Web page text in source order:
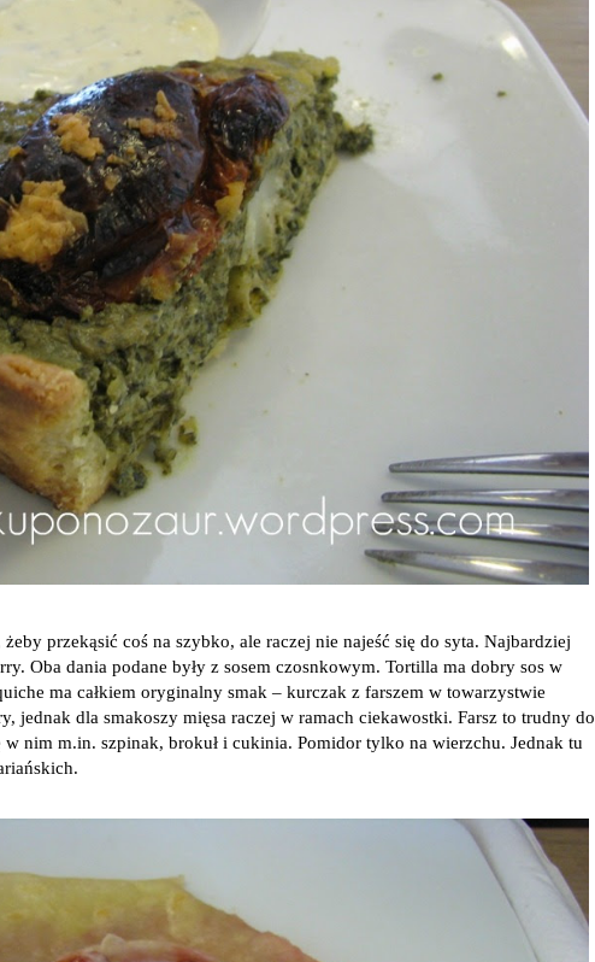
przekąsić coś na szybko, ale raczej nie najeść się do syta. Najbardziej
Oba dania podane były z sosem czosnkowym. Tortilla ma dobry sos w
ma całkiem oryginalny smak – kurczak z farszem w towarzystwie
jednak dla smakoszy mięsa raczej w ramach ciekawostki. Farsz to trudny do
nim m.in. szpinak, brokuł i cukinia. Pomidor tylko na wierzchu. Jednak tu